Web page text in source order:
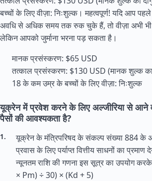
बच्चों के लिए वीज़ा: निःशुल्क। महत्वपूर्ण! यदि आप
अवधि से अधिक समय तक रुक चुके हैं, तो वीज़ा अभी भी
लेकिन आपको जुर्माना भरना पड़ सकता है।
मानक प्रसंस्करण: $65 USD
तत्काल प्रसंस्करण: $130 USD (मानक शुल्क का
18 के कम उम्र के बच्चों के लिए वीज़ा: निःशुल्क
यूक्रेन में प्रवेश करने के लिए अल्जीरिया से आने
पैसों की आवश्यकता है?
यूक्रेन के मंत्रिपरिषद के संकल्प संख्या 884 के
प्रवास के लिए पर्याप्त वित्तीय साधनों का
न्यूनतम राशि की गणना इस सूत्र का उपयोग
× Pm) ÷ 30) × (Kd + 5)